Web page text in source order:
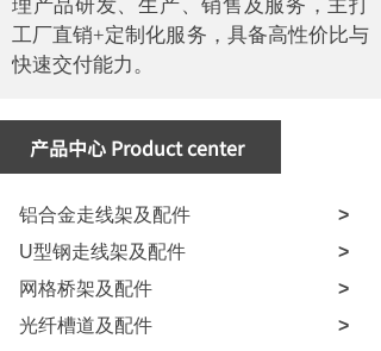
理产品研发、生产、销售及服务，主打
工厂直销+定制化服务，具备高性价比与
快速交付能力。
产品中心 Product center
铝合金走线架及配件
>
U型钢走线架及配件
>
网格桥架及配件
>
光纤槽道及配件
>